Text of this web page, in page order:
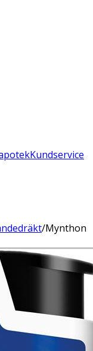
Kundservice
/Mynthon